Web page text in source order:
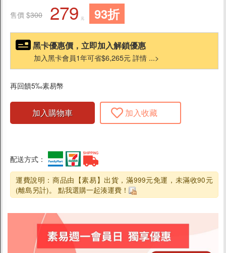
寵物玩具/用品
精選品牌
售價 $300 279 元 93折
黑卡優惠價，立即加入解鎖優惠
加入黑卡會員1年可省$6,265元 詳情 ...>
再回饋5‰素易幣
加入購物車 加入收藏
配送方式：
運費說明：商品由【素易】出貨，滿999元免運，未滿收90元
(離島另計)。 點我選購一起湊運費！